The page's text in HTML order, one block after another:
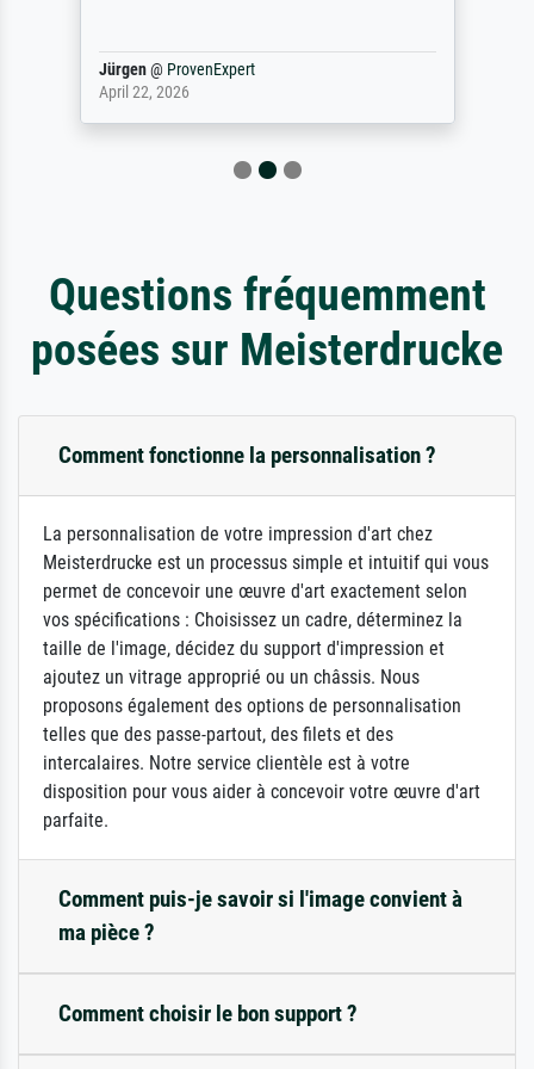
Jürgen@ ProvenExpert
April 22, 2026
Questions fréquemment
posées sur Meisterdrucke
Comment fonctionne la personnalisation ?
La personnalisation de votre impression d'art chez
Meisterdrucke est un processus simple et intuitif qui vous
permet de concevoir une œuvre d'art exactement selon
vos spécifications : Choisissez un cadre, déterminez la
taille de l'image, décidez du support d'impression et
ajoutez un vitrage approprié ou un châssis. Nous
proposons également des options de personnalisation
telles que des passe-partout, des filets et des
intercalaires. Notre service clientèle est à votre
disposition pour vous aider à concevoir votre œuvre d'art
parfaite.
Comment puis-je savoir si l'image convient à
ma pièce ?
Comment choisir le bon support ?